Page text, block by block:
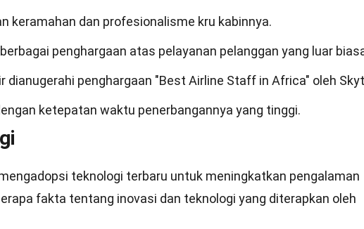
keramahan dan profesionalisme kru kabinnya.
penghargaan atas pelayanan pelanggan yang luar
dianugerahi penghargaan "Best Airline Staff in Africa" oleh
ketepatan waktu penerbangannya yang tinggi.
teknologi terbaru untuk meningkatkan pengalaman
fakta tentang inovasi dan teknologi yang diterapkan oleh